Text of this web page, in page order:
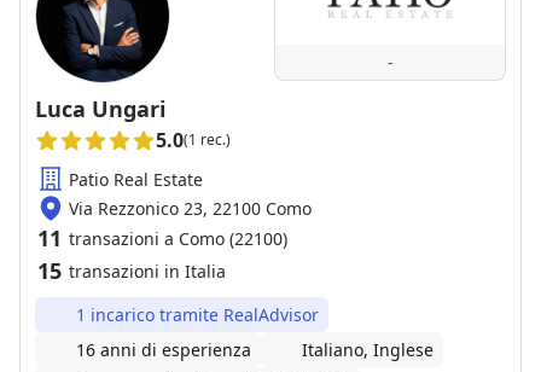
-
Luca Ungari
5.0(1 rec.)
Patio Real Estate
Via Rezzonico 23, 22100 Como
11 transazioni a Como (22100)
15 transazioni in Italia
1 incarico tramite RealAdvisor
16 anni di esperienza
Italiano, Inglese